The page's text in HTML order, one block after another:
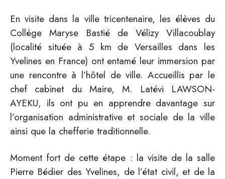
En visite dans la ville tricentenaire, les élèves du
Collège Maryse Bastié de Vélizy Villacoublay
(localité située à 5 km de Versailles dans les
Yvelines en France) ont entamé leur immersion par
une rencontre à l’hôtel de ville. Accueillis par le
chef cabinet du Maire, M. Latévi LAWSON-
AYEKU, ils ont pu en apprendre davantage sur
l’organisation administrative et sociale de la ville
ainsi que la chefferie traditionnelle.
Moment fort de cette étape : la visite de la salle
Pierre Bédier des Yvelines, de l’état civil, et de la